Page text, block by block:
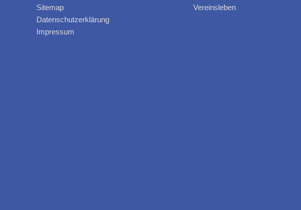
Sitemap
Datenschutzerklärung
Impressum
Vereinsleben